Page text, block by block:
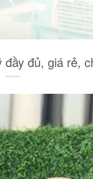
đủ, giá rẻ,